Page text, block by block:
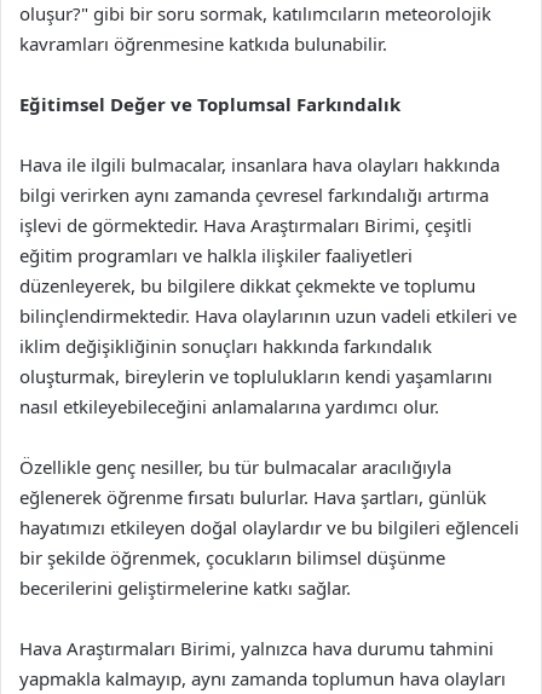
oluşur?" gibi bir soru sormak, katılımcıların meteorolojik
kavramları öğrenmesine katkıda bulunabilir.
Eğitimsel Değer ve Toplumsal Farkındalık
Hava ile ilgili bulmacalar, insanlara hava olayları hakkında
bilgi verirken aynı zamanda çevresel farkındalığı artırma
işlevi de görmektedir. Hava Araştırmaları Birimi, çeşitli
eğitim programları ve halkla ilişkiler faaliyetleri
düzenleyerek, bu bilgilere dikkat çekmekte ve toplumu
bilinçlendirmektedir. Hava olaylarının uzun vadeli etkileri ve
iklim değişikliğinin sonuçları hakkında farkındalık
oluşturmak, bireylerin ve toplulukların kendi yaşamlarını
nasıl etkileyebileceğini anlamalarına yardımcı olur.
Özellikle genç nesiller, bu tür bulmacalar aracılığıyla
eğlenerek öğrenme fırsatı bulurlar. Hava şartları, günlük
hayatımızı etkileyen doğal olaylardır ve bu bilgileri eğlenceli
bir şekilde öğrenmek, çocukların bilimsel düşünme
becerilerini geliştirmelerine katkı sağlar.
Hava Araştırmaları Birimi, yalnızca hava durumu tahmini
yapmakla kalmayıp, aynı zamanda toplumun hava olayları